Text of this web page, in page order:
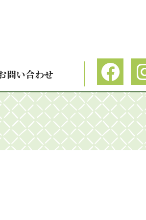
問い合わせ